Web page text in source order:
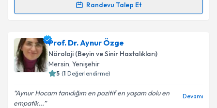
Randevu Talep Et
Randevu Takvimi Talebi
Doç. Dr. Vasfiye Burcu Albay
talebi oluşturun. Size bu uzmandan randevu almanız
için bir takvim hazırlandığında e-posta ile
bilgilendireceğiz.
E-posta Adresiniz
Prof. Dr. Aynur Özge
Nöroloji (Beyin ve Sinir Hastalıkları)
Mersin, Yenişehir
5 (1 Değerlendirme)
Aynur Hocam tanıdığım en pozitif en yaşam dolu en
empatik...
Devamı